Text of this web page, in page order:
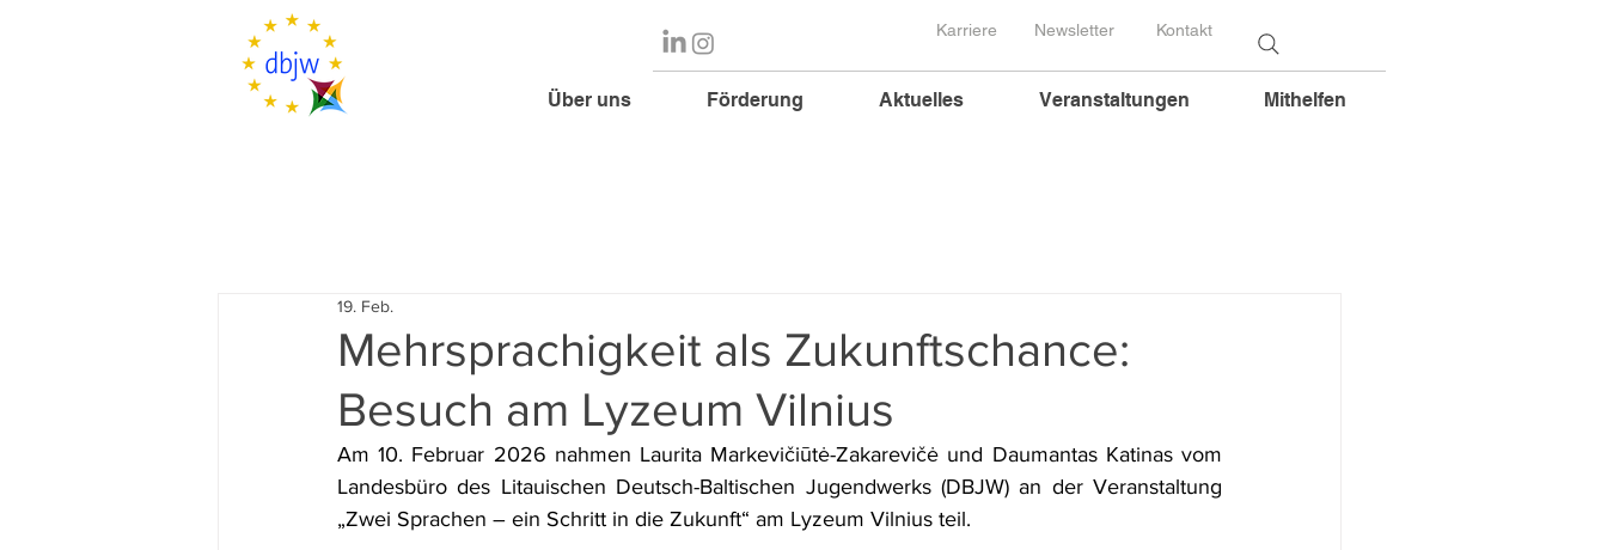
Karriere Newsletter Kontakt
Über uns Förderung Aktuelles Veranstaltungen Mithelfen
Mehrsprachigkeit als Zukunftschance:
Besuch am Lyzeum Vilnius
19. Feb.
Am 10. Februar 2026 nahmen Laurita Markevičiūtė-Zakarevičė und Daumantas Katinas vom
Landesbüro des Litauischen Deutsch-Baltischen Jugendwerks (DBJW) an der Veranstaltung
„Zwei Sprachen – ein Schritt in die Zukunft“ am Lyzeum Vilnius teil.